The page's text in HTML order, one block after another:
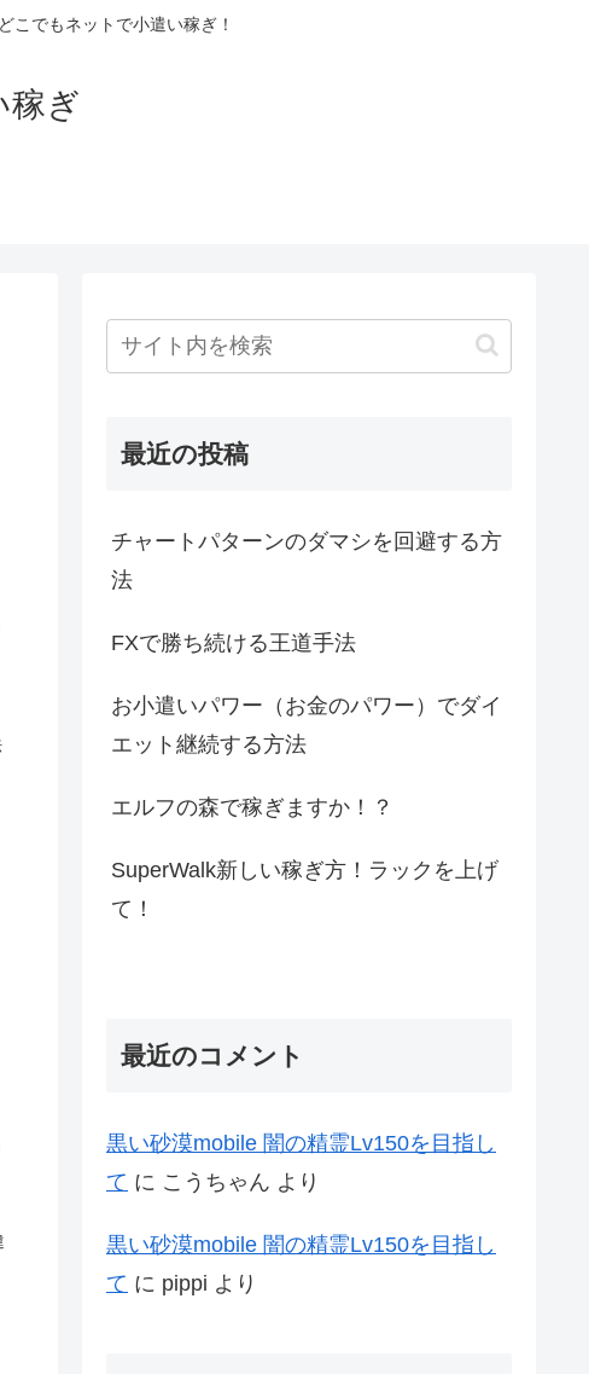
こでもネットで小遣い稼ぎ！
稼ぎ
最近の投稿
チャートパターンのダマシを回避する方
法
FXで勝ち続ける王道手法
お小遣いパワー（お金のパワー）でダイ
エット継続する方法
エルフの森で稼ぎますか！？
SuperWalk新しい稼ぎ方！ラックを上げ
て！
最近のコメント
黒い砂漠mobile 闇の精霊Lv150を目指し
て に こうちゃん より
黒い砂漠mobile 闇の精霊Lv150を目指し
て に pippi より